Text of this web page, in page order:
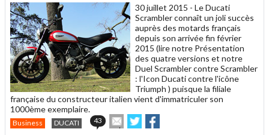
30 juillet 2015 - Le Ducati
Scrambler connaît un joli succès
auprès des motards français
depuis son arrivée fin février
2015 (lire notre Présentation
des quatre versions et notre
Duel Scrambler contre Scrambler
: l'Icon Ducati contre l'icône
Triumph ) puisque la filiale
française du constructeur italien vient d'immatriculer son
1000ème exemplaire.
Business DUCATI 43
Envoyer
cet
Partager
sur sur